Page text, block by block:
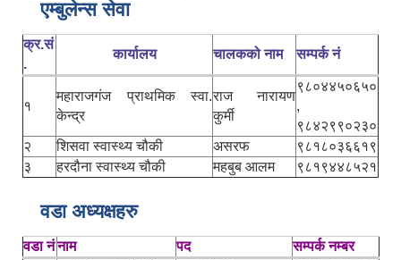
एम्बुलेन्स सेवा
क्र.सं
.
कार्यालय चालकको नाम सम्पर्क नं
१
महाराजगंज प्राथमिक स्वा.
केन्द्र
राज नारायण
कुर्मी
९८०४४५०६५०
,
९८४२९९०२३०
२
शिसवा स्वास्थ्य चौकी असरफ
९८१८०३६६१९
३
हरदौना स्वास्थ्य चौकी महबुब आलम ९८१९४४८५२१
वडा अध्यक्षहरु
वडा नंनाम पद
सम्पर्क नम्बर